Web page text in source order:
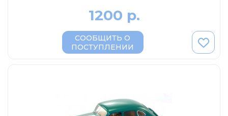
1200 р.
СООБЩИТЬ О
ПОСТУПЛЕНИИ